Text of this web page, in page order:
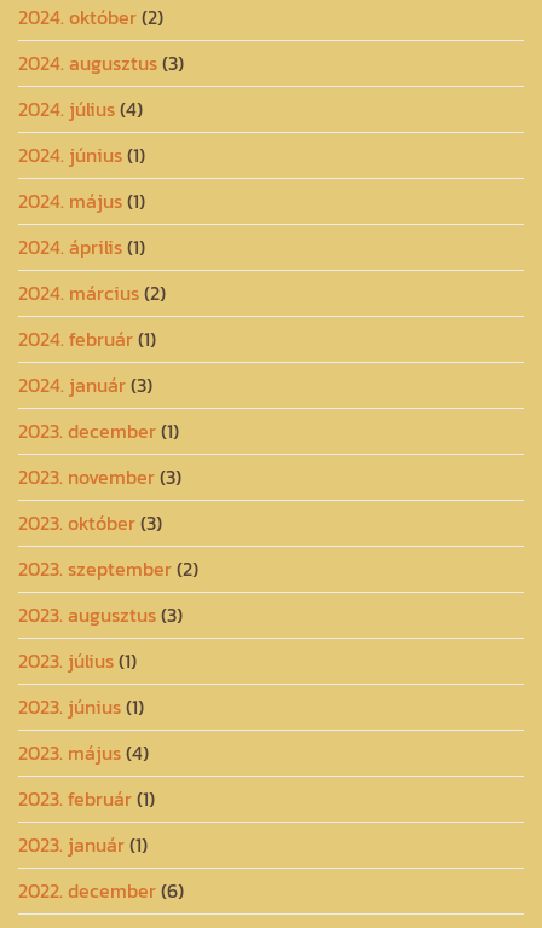
2024. október(2)
2024. augusztus(3)
2024. július(4)
2024. június(1)
2024. május(1)
2024. április(1)
2024. március(2)
2024. február(1)
2024. január(3)
2023. december(1)
2023. november(3)
2023. október(3)
2023. szeptember(2)
2023. augusztus(3)
2023. július(1)
2023. június(1)
2023. május(4)
2023. február(1)
2023. január(1)
2022. december(6)